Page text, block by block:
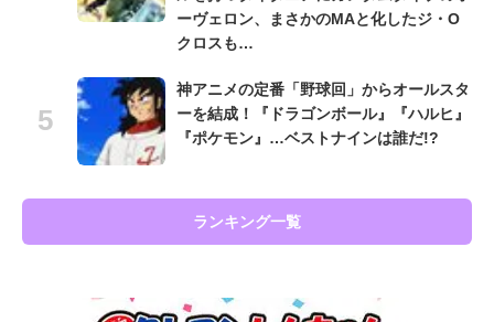
ーヴェロン、まさかのMAと化したジ・O
クロスも…
神アニメの定番「野球回」からオールスタ
ーを結成！『ドラゴンボール』『ハルヒ』
『ポケモン』…ベストナインは誰だ!?
ランキング一覧